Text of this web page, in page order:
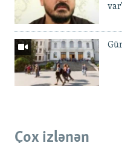
var'
Çox izlənən